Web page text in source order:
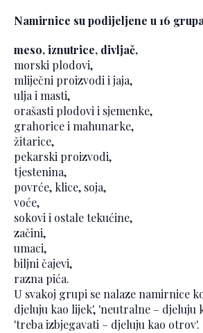
Namirnice su podijeljene u 16
meso, iznutrice, divljač,
morski plodovi,
mliječni proizvodi i jaja,
ulja i masti,
orašasti plodovi i sjemenke,
grahorice i mahunarke,
žitarice,
pekarski proizvodi,
tjestenina,
povrće, klice, soja,
voće,
sokovi i ostale tekućine,
začini,
umaci,
biljni čajevi,
razna pića.
U svakoj grupi se nalaze namirnice
djeluju kao lijek', 'neutralne – djeluju
'treba izbjegavati – djeluju kao otrov'.